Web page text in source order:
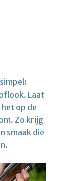
Laat
op de
Zo krijg
smaak die